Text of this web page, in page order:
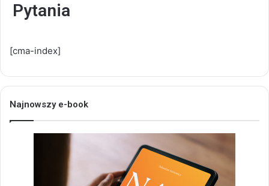
Pytania
[cma-index]
Najnowszy e-book